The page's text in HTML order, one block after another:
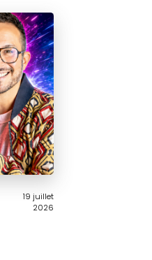
19 juillet
2026